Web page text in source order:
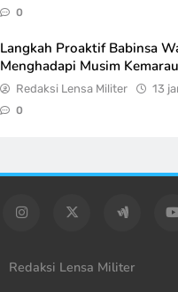
0
Langkah Proaktif Babinsa
Menghadapi Musim Kemarau
Redaksi Lensa Militer 13
0
Redaksi Lensa Militer